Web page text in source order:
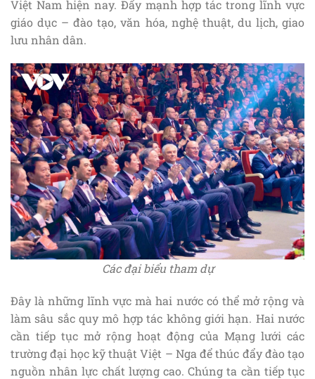
Việt Nam hiện nay. Đẩy mạnh hợp tác trong lĩnh vực
giáo dục – đào tạo, văn hóa, nghệ thuật, du lịch, giao
lưu nhân dân.
Các đại biểu tham dự
Đây là những lĩnh vực mà hai nước có thể mở rộng và
làm sâu sắc quy mô hợp tác không giới hạn. Hai nước
cần tiếp tục mở rộng hoạt động của Mạng lưới các
trường đại học kỹ thuật Việt – Nga để thúc đẩy đào tạo
nguồn nhân lực chất lượng cao. Chúng ta cần tiếp tục